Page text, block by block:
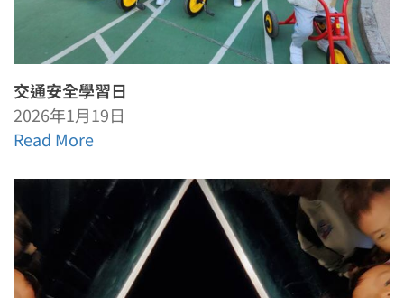
交通安全學習日
2026年1月19日
Read More